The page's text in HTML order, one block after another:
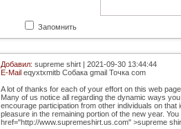
Запомнить
Добавил: supreme shirt | 2021-09-30 13:44:44
E-Mail eqyxtxmitb Собака gmail Точка com
A lot of thanks for each of your effort on this web
Many of us notice all regarding the dynamic ways
encourage participation from other individuals on
pleasure in the remaining portion of the new year.
href="http://www.supremeshirt.us.com" >supreme